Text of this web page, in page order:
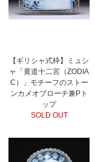
【ギリシャ式枠】ミュシ
ャ「黄道十二宮（ZODIA
C）」モチーフのストー
ンカメオブローチ兼Pト
ップ
SOLD OUT